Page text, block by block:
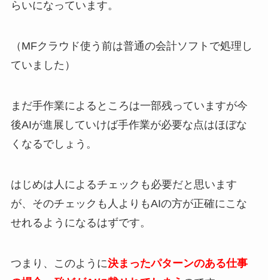
らいになっています。
（MFクラウド使う前は普通の会計ソフトで処理し
ていました）
まだ手作業によるところは一部残っていますが今
後AIが進展していけば手作業が必要な点はほぼな
くなるでしょう。
はじめは人によるチェックも必要だと思います
が、そのチェックも人よりもAIの方が正確にこな
せれるようになるはずです。
つまり、このように決まったパターンのある仕事